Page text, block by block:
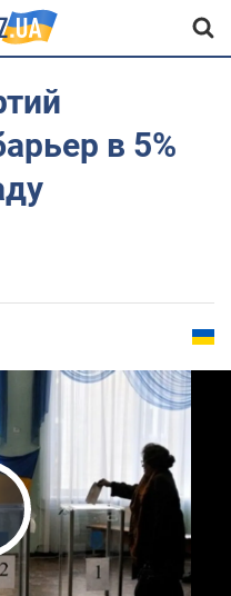
в 5%
Video